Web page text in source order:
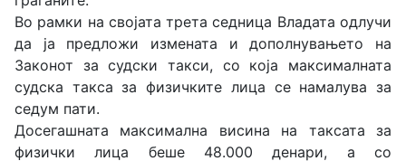
Во рамки на својата трета седница Владата одлучи
да ја предложи измената и дополнувањето на
Законот за судски такси, со која максималната
судска такса за физичките лица се намалува за
седум пати.
Досегашната максимална висина на таксата за
физички лица беше 48.000 денари, а со